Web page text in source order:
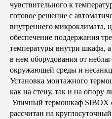
чувствительного к
готовое решение с
внутреннего микроклимата,
обеспечение поддержания
температуры внутри шкафа,
в нем оборудования от
окружающей среды и
Установка монтажного
как на стену, так и на опору
Уличный термошкаф SIBOX
рассчитан на